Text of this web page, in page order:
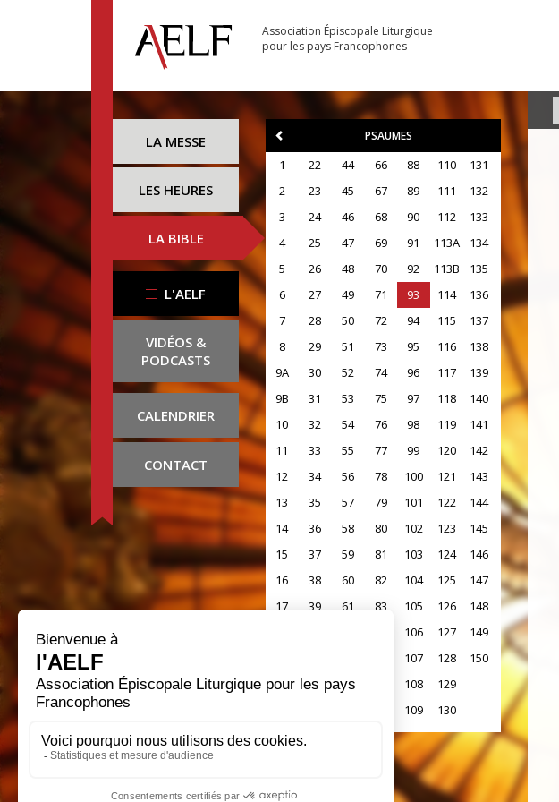
Association Épiscopale Liturgique
pour les pays Francophones
LA MESSE
LES HEURES
LA BIBLE
L'AELF
VIDÉOS &
PODCASTS
CALENDRIER
CONTACT
PSAUMES
1
2
3
4
5
6
7
8
9A
9B
10
11
12
13
14
15
16
17
20
22
23
24
25
26
27
28
29
30
31
32
33
34
35
36
37
38
39
42
44
45
46
47
48
49
50
51
52
53
54
55
56
57
58
59
60
61
64
66
67
68
69
70
71
72
73
74
75
76
77
78
79
80
81
82
83
88
89
90
91
92
93
94
95
96
97
98
99
100
101
102
103
104
105
106
107
108
109
110
111
112
113A
113B
114
115
116
117
118
119
120
121
122
123
124
125
126
127
128
129
130
131
132
133
134
135
136
137
138
139
140
141
142
143
144
145
146
147
148
149
150